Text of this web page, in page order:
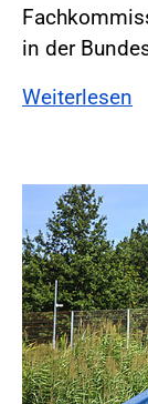
in der
Weiterlesen